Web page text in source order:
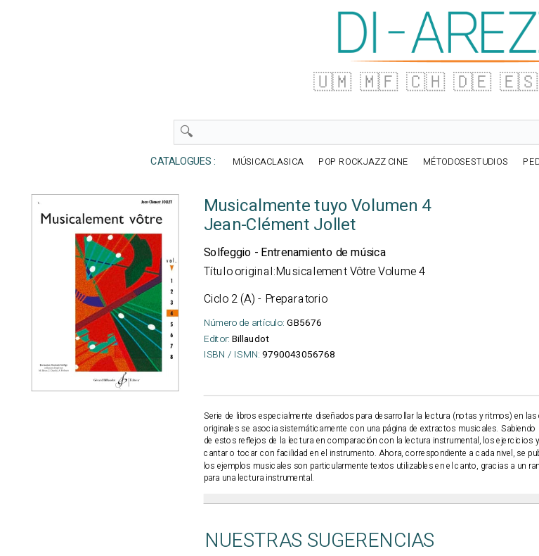
🇺🇲 🇲🇫 🇨🇭 🇩🇪 🇪🇸
CATALOGUES : MÚSICACLASICA POP ROCKJAZZ CINE MÉTODOSESTUDIOS
Musicalmente tuyo Volumen 4
Jean-Clément Jollet
Solfeggio - Entrenamiento de música
Título original:Musicalement Vôtre Volume 4
Ciclo 2 (A) - Preparatorio
Número de artículo: GB5676
Editor: Billaudot
ISBN / ISMN: 9790043056768
Serie de libros especialmente diseñados para desarrollar la lectura (notas y ritmos) en
originales se asocia sistemáticamente con una página de extractos musicales.
de estos reflejos de la lectura en comparación con la lectura instrumental, los
cantar o tocar con facilidad en el instrumento. Ahora, correspondiente a cada nivel, se
los ejemplos musicales son particularmente textos utilizables en el canto, gracias a un
para una lectura instrumental.
NUESTRAS SUGERENCIAS